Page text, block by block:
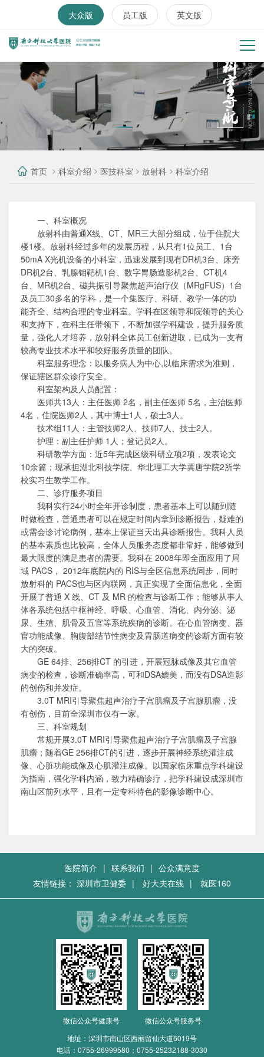
大众版 员工版 英文版
首页 科室介绍 医技科室 放射科 科室介绍
一、科室概况
放射科由普通X线、CT、MR三大部分组成，位于住院大
楼1楼。放射科经过多年的发展历程，从只有1位员工、1台
50mA X光机设备的小科室，迅速发展到现有DR机3台、床旁
DR机2台、乳腺钼靶机1台、数字胃肠造影机2台、CT机4
台、MR机2台、磁共振引导聚焦超声治疗仪（MRgFUS）1台
及员工30多名的学科，是一个集医疗、科研、教学一体的功
能齐全、结构合理的专业科室。学科在区领导和院领导的关心
和支持下，在科主任带领下，不断加强学科建设，提升服务质
量，强化人才培养，放射科全体员工创新进取，已成为一支有
较高专业技术水平和较好服务质量的团队。
科室服务理念：以服务病人为中心,以临床需求为准则，
保证辖区群众诊疗安全。
科室架构及人员配置：
医师共13人：主任医师 2名，副主任医师 5名，主治医师
4名，住院医师2人，其中博士1人，硕士3人。
技术组11人：主管技师2人、技师7人、技士2人。
护理：副主任护师 1人；登记员2人。
科研教学方面：近5年完成区级科研立项2项，发表论文
10余篇；现承担湖北科技学院、华北理工大学冀唐学院2所学
校实习生教学工作。
二、诊疗服务项目
我科实行24小时全年开诊制度，患者基本上可以随到随
时做检查，普通患者可以在规定时间内拿到诊断报告，疑难的
或需会诊讨论病例，基本上保证当天出具诊断报告。我科人员
的基本素质也比较高，全体人员服务态度都非常好，能够做到
最大限度的满足患者的需要。我科在 2008年即全面应用了局
域 PACS， 2012年底院内的 RIS与全区信息系统同步，同时
放射科的 PACS也与区内联网，真正实现了全面信息化，全面
开展了普通 X 线、CT 及 MR 的检查与诊断工作；能够从事人
体各系统包括中枢神经、呼吸、心血管、消化、内分泌、泌
尿、生殖、肌骨及五官等系统疾病的诊断。在心血管病变、器
官功能成像、胸腹部结节性病变及胃肠道病变的诊断方面有较
大的突破。
GE 64排、256排CT 的引进，开展冠脉成像及其它血管
病变的检查，诊断准确率高，可和DSA媲美，而没有DSA造影
的创伤和并发症。
3.0T MRI引导聚焦超声治疗子宫肌瘤及子宫腺肌瘤，没
有创伤，目前全深圳市仅有一家。
三、科室规划
常规开展3.0T MRI引导聚焦超声治疗子宫肌瘤及子宫腺
肌瘤；随着GE 256排CT的引进，逐步开展神经系统灌注成
像、心脏功能成像及心肌灌注成像。以国家临床重点学科建设
为指南，强化学科内涵，致力精确诊疗，把学科建设成深圳市
南山区前列水平，且有一定专科特色的影像诊断中心。
医院简介 | 联系我们 | 公众满意度
友情链接： 深圳市卫健委 | 好大夫在线 | 就医160
微信公众号健康号
微信公众号服务号
地址：深圳市南山区西丽留仙大道6019号
电话： 0755-26999580；0755-25232188-3030